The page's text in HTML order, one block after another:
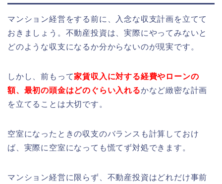
マンション経営をする前に、入念な収支計画を立てて
おきましょう。不動産投資は、実際にやってみないと
どのような収支になるか分からないのが現実です。
しかし、前もって家賃収入に対する経費やローンの
額、最初の頭金はどのぐらい入れるかなど緻密な計画
を立てることは大切です。
空室になったときの収支のバランスも計算しておけ
ば、実際に空室になっても慌てず対処できます。
マンション経営に限らず、不動産投資はどれだけ事前